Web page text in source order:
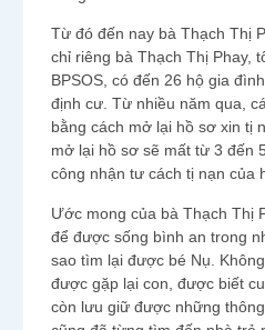
Từ đó đến nay bà Thạch Thị
chỉ riêng bà Thạch Thị Phay,
BPSOS, có đến 26 hộ gia
định cư. Từ nhiều năm qua,
bằng cách mở lại hồ sơ xin tị
mở lại hồ sơ sẽ mất từ 3 đến
công nhận tư cách tị nạn của
Ước mong của bà Thạch Thị
để được sống bình an trong
sao tìm lại được bé Nụ.
được gặp lại con, được biết
còn lưu giữ được những